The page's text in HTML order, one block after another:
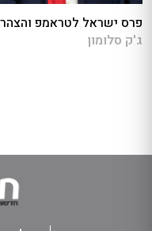
פרס ישראל לטראמפ
ג'ק סלומון